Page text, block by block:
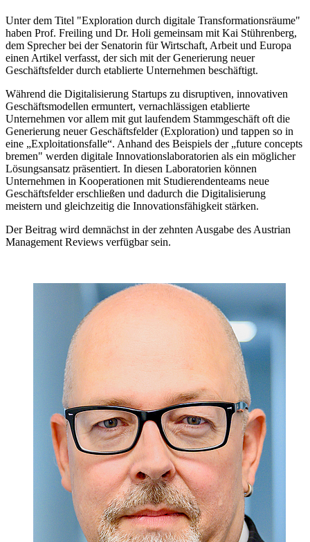
Unter dem Titel "Exploration durch digitale Transformationsräume"
haben Prof. Freiling und Dr. Holi gemeinsam mit Kai Stührenberg,
dem Sprecher bei der Senatorin für Wirtschaft, Arbeit und Europa
einen Artikel verfasst, der sich mit der Generierung neuer
Geschäftsfelder durch etablierte Unternehmen beschäftigt.
Während die Digitalisierung Startups zu disruptiven, innovativen
Geschäftsmodellen ermuntert, vernachlässigen etablierte
Unternehmen vor allem mit gut laufendem Stammgeschäft oft die
Generierung neuer Geschäftsfelder (Exploration) und tappen so in
eine „Exploitationsfalle“. Anhand des Beispiels der „future concepts
bremen" werden digitale Innovationslaboratorien als ein möglicher
Lösungsansatz präsentiert. In diesen Laboratorien können
Unternehmen in Kooperationen mit Studierendenteams neue
Geschäftsfelder erschließen und dadurch die Digitalisierung
meistern und gleichzeitig die Innovationsfähigkeit stärken.
Der Beitrag wird demnächst in der zehnten Ausgabe des Austrian
Management Reviews verfügbar sein.